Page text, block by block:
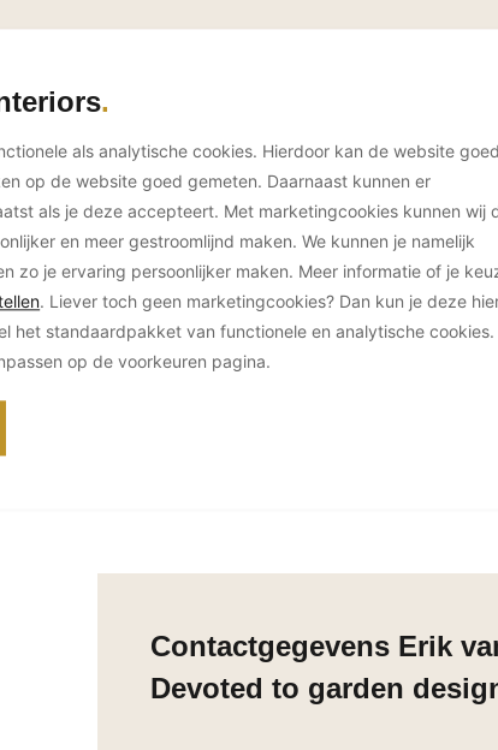
Contactgegevens Erik
Devoted to garden
als analytische cookies. Hierdoor kan de website goed
op de website goed gemeten. Daarnaast kunnen er
als je deze accepteert. Met marketingcookies kunnen wij
en meer gestroomlijnd maken. We kunnen je namelijk
zo je ervaring persoonlijker maken. Meer informatie of je
. Liever toch geen marketingcookies? Dan kun je deze
het standaardpakket van functionele en analytische
op de voorkeuren pagina.